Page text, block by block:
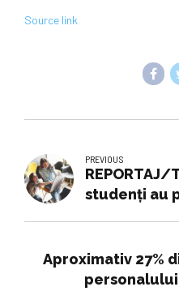
Source link
PREVIOUS
REPORTAJ/
studenți au
Aproximativ 27%
personalului